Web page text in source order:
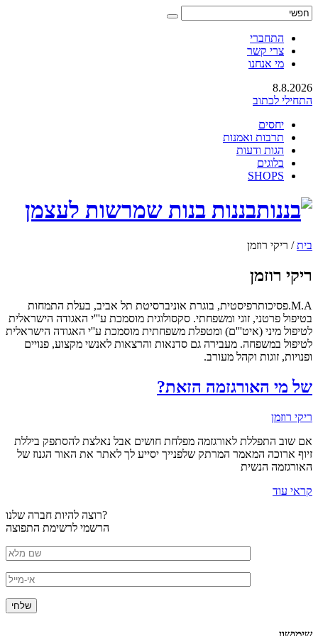
התחברי
צרי קשר
מי אנחנו
8.8.2026
התחילי לכתוב
יחסים
תרבות ואמנות
הגות ודעות
בלוגים
SHOPS
בננות בנות שמרשות לעצמן
בית/ ריקי רוזמן
ריקי רוזמן
M.A.פסיכותרפיסטית, בוגרת אוניברסיטת תל אביב, בעלת התמחות
בטיפול פרטני, זוגי ומשפחתי. סקסולוגית מוסמכת ע'''י האגודה הישראלית
לטיפול מיני (איט'''ם) ומטפלת משפחתית מוסמכת ע''י האגודה הישראלית
לטיפול במשפחה. מעבירה גם סדנאות והרצאות לאנשי מקצוע, פנויים
ופנויות, זוגות וקהל מעורב.
של מי האורגזמה הזאת?
ריקי רוזמן
אם שוב התפללת לאורגזמה מפלחת חושים אבל נאלצת להסתפק ביללת
זיוף ארוכה המאמר המרתק שלפנייך יסייע לך לאתר את האור הגנוז של
האורגזמה הנשית
קראי עוד
רוצה להיות חברה שלנו?
הרשמי לרשימת התפוצה